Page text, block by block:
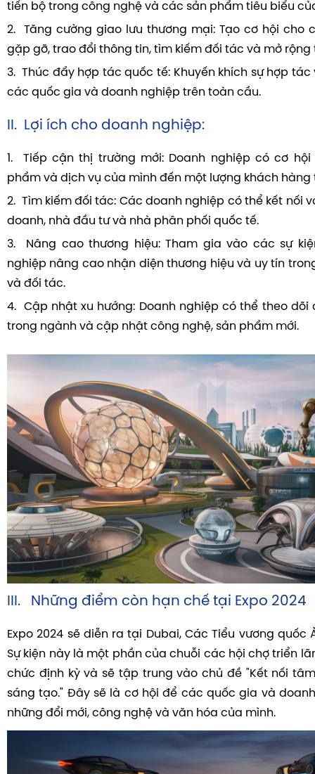
tiến bộ trong công nghệ và các sản phẩm tiêu biểu
2. Tăng cường giao lưu thương mại: Tạo cơ hội cho
gặp gỡ, trao đổi thông tin, tìm kiếm đối tác và mở rộng
3. Thúc đẩy hợp tác quốc tế: Khuyến khích sự hợp
các quốc gia và doanh nghiệp trên toàn cầu.
II. Lợi ích cho doanh nghiệp:
1. Tiếp cận thị trường mới: Doanh nghiệp có cơ
phẩm và dịch vụ của mình đến một lượng khách hàng
2. Tìm kiếm đối tác: Các doanh nghiệp có thể kết nối
doanh, nhà đầu tư và nhà phân phối quốc tế.
3. Nâng cao thương hiệu: Tham gia vào các sự
nghiệp nâng cao nhận diện thương hiệu và uy tín
và đối tác.
4. Cập nhật xu hướng: Doanh nghiệp có thể theo dõi
trong ngành và cập nhật công nghệ, sản phẩm mới.
III. Những điểm còn hạn chế tại Expo 2024
Expo 2024 sẽ diễn ra tại Dubai, Các Tiểu vương quốc
Sự kiện này là một phần của chuỗi các hội chợ triển
chức định kỳ và sẽ tập trung vào chủ đề "Kết nối
sáng tạo." Đây sẽ là cơ hội để các quốc gia và
những đổi mới, công nghệ và văn hóa của mình.